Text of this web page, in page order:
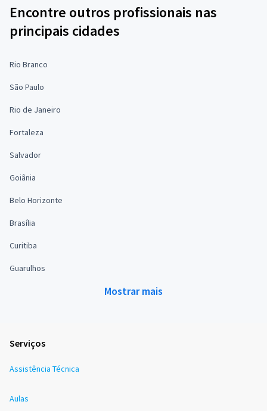
Encontre outros profissionais nas
principais cidades
Rio Branco
São Paulo
Rio de Janeiro
Fortaleza
Salvador
Goiânia
Belo Horizonte
Brasília
Curitiba
Guarulhos
Mostrar mais
Serviços
Assistência Técnica
Aulas